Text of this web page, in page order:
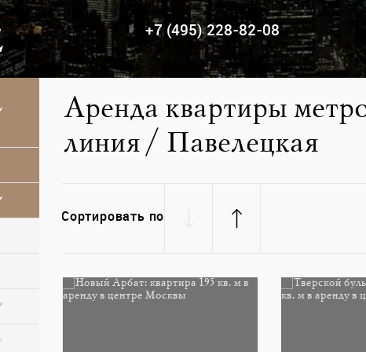
+7 (495) 228-82-08
Аренда квартиры
линия / Павелецкая
Сортировать по